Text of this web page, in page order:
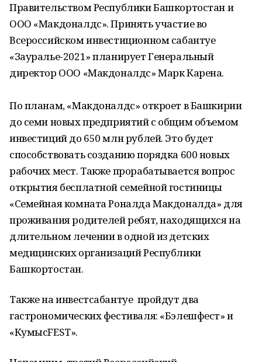
Правительством Республики Башкортостан и
ООО «Макдоналдс». Принять участие во
Всероссийском инвестиционном сабантуе
«Зауралье-2021» планирует Генеральный
директор ООО «Макдоналдс» Марк Карена.
По планам, «Макдоналдс» откроет в Башкирии
до семи новых предприятий с общим объемом
инвестиций до 650 млн рублей. Это будет
способствовать созданию порядка 600 новых
рабочих мест. Также прорабатывается вопрос
открытия бесплатной семейной гостиницы
«Семейная комната Роналда Макдоналда» для
проживания родителей ребят, находящихся на
длительном лечении в одной из детских
медицинских организаций Республики
Башкортостан.
Также на инвестсабантуе пройдут два
гастрономических фестиваля: «Бэлешфест» и
«КумысFEST».